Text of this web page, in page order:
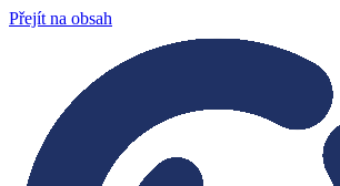
Přejít na obsah